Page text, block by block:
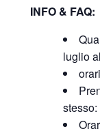
INFO & FAQ:
luglio